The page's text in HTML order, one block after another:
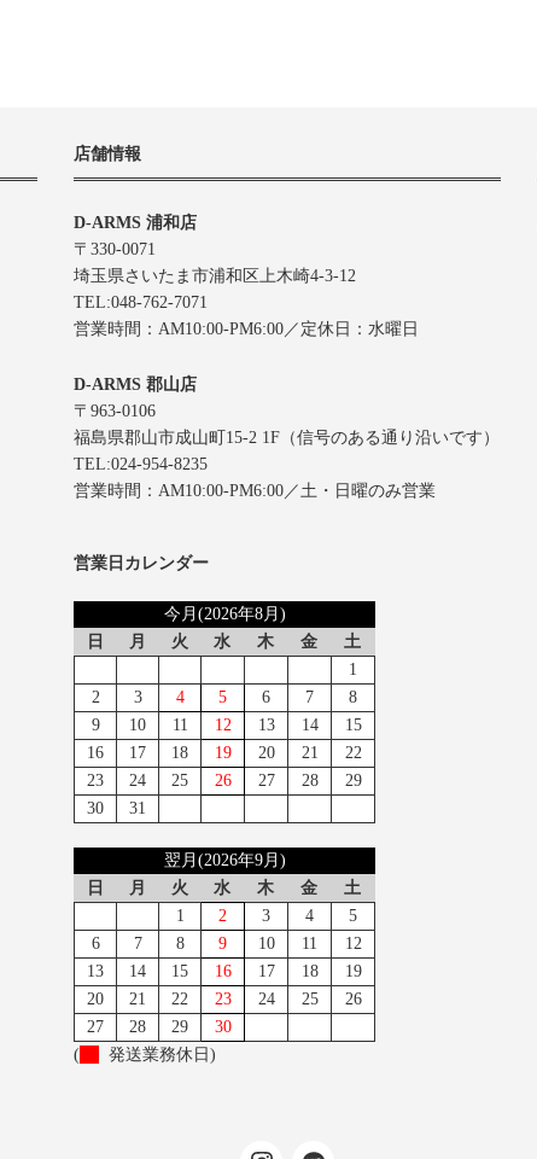
店舗情報
D-ARMS 浦和店
〒330-0071
埼玉県さいたま市浦和区上木崎4-3-12
TEL:048-762-7071
営業時間：AM10:00-PM6:00／定休日：水曜日
D-ARMS 郡山店
〒963-0106
福島県郡山市成山町15-2 1F（信号のある通り沿いです）
TEL:024-954-8235
営業時間：AM10:00-PM6:00／土・日曜のみ営業
営業日カレンダー
今月(2026年8月)
日
月 火 水 木 金
土
1
2
3 4 5 6 7
8
9
10 11 12 13 14
15
16
17 18 19 20 21
22
23
24 25 26 27 28
29
30
31
翌月(2026年9月)
日
月 火 水 木 金
土
1
2 3 4
5
6
7 8 9 10 11
12
13
14 15 16 17 18
19
20
21 22 23 24 25
26
27
28 29
30
(
発送業務休日)